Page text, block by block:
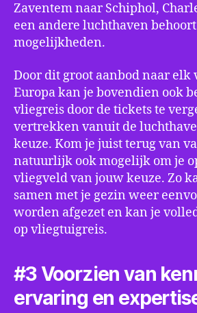
Zaventem naar Schiphol,
een andere luchthaven
mogelijkheden.
Door dit groot aanbod naar elk
Europa kan je bovendien ook
vliegreis door de tickets te
vertrekken vanuit de
keuze. Kom je juist terug van
natuurlijk ook mogelijk om je
vliegveld van jouw keuze. Zo
samen met je gezin weer
worden afgezet en kan je
op vliegtuigreis.
#3 Voorzien van
ervaring en